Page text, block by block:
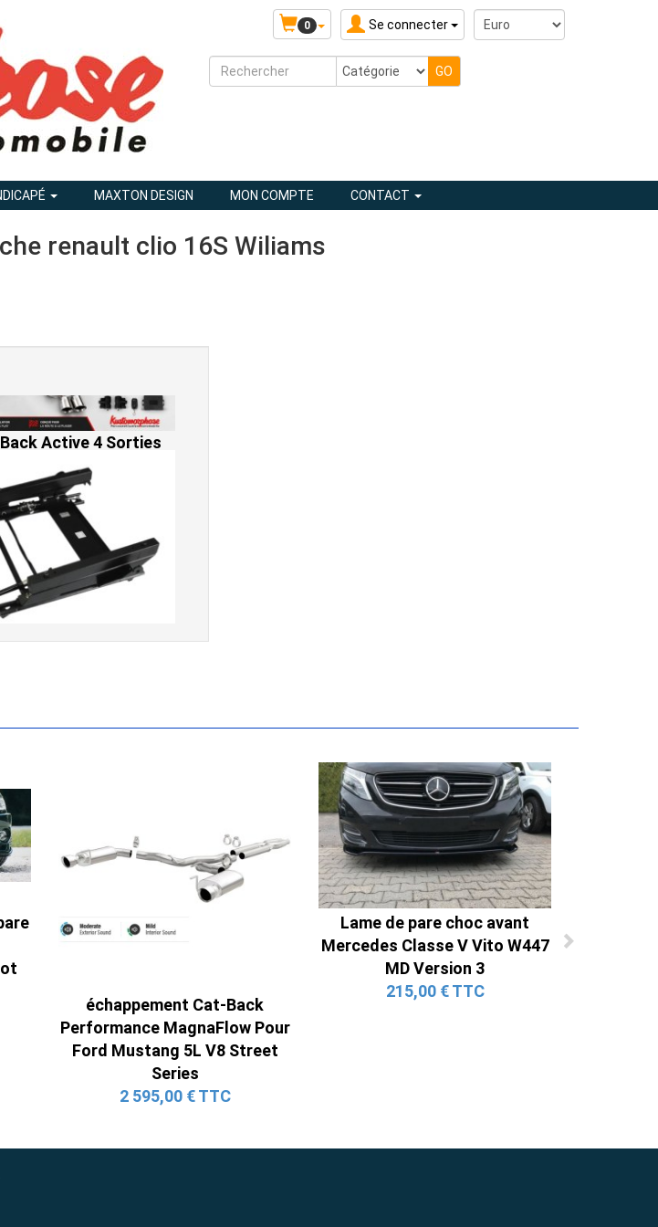
Se connecter
0
MAXTON DESIGN MON COMPTE CONTACT
renault clio 16S Wiliams
H pour Ford Mustang
V6 (2015-2023)
€ TTC
siège gauche pour
E46 (hors Cabriolet et
échappement Cat-Back
Performance MagnaFlow Pour
Ford Mustang 5L V8 Street
Series
2 595,00 € TTC
Lame de pare choc avant
Mercedes Classe V Vito W447
MD Version 3
215,00 € TTC